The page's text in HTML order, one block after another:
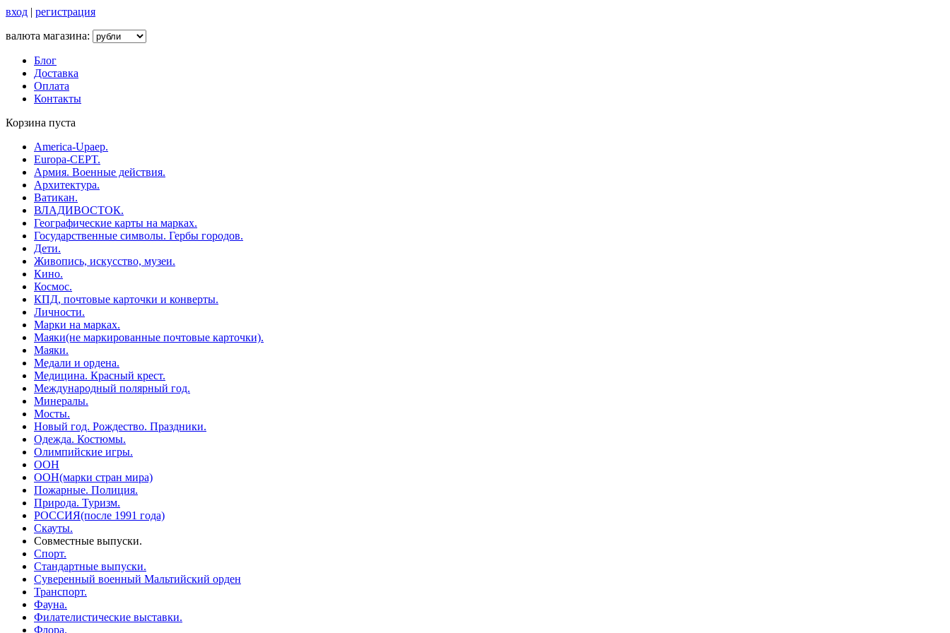
вход | регистрация
валюта магазина:
Блог
Доставка
Оплата
Контакты
Корзина пуста
America-Upaep.
Europa-CEPT.
Армия. Военные действия.
Архитектура.
Ватикан.
ВЛАДИВОСТОК.
Географические карты на марках.
Государственные символы. Гербы городов.
Дети.
Живопись, искусство, музеи.
Кино.
Космос.
КПД, почтовые карточки и конверты.
Личности.
Марки на марках.
Маяки(не маркированные почтовые карточки).
Маяки.
Медали и ордена.
Медицина. Красный крест.
Международный полярный год.
Минералы.
Мосты.
Новый год. Рождество. Праздники.
Одежда. Костюмы.
Олимпийские игры.
ООН
ООН(марки стран мира)
Пожарные. Полиция.
Природа. Туризм.
РОССИЯ(после 1991 года)
Скауты.
Совместные выпуски.
Спорт.
Стандартные выпуски.
Суверенный военный Мальтийский орден
Транспорт.
Фауна.
Филателистические выставки.
Флора.